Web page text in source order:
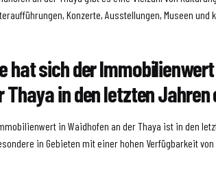
Konzerte, Ausstellungen, Museen und
hat sich der Immobilienwert
Thaya in den letzten Jahren
in Waidhofen an der Thaya ist in den
in Gebieten mit einer hohen Verfügbarkeit von